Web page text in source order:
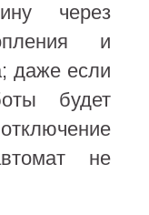
через
и
даже если
будет
не